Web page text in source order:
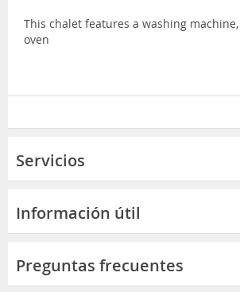
This chalet features a washing
oven
Servicios
Información útil
Preguntas frecuentes